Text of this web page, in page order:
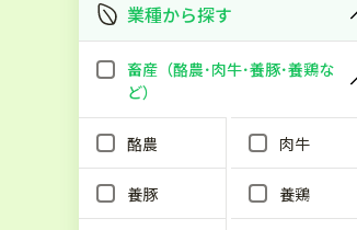
業種から探す
畜産（酪農･肉牛･養豚･養鶏な
ど）
酪農 肉牛
養豚 養鶏